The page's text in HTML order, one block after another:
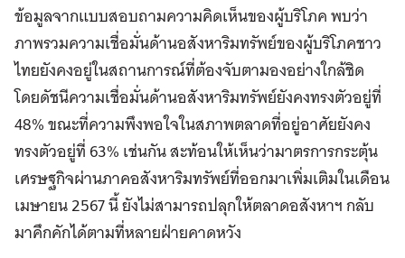
ข้อมูลจากแบบสอบถามความคิดเห็นของผู้บริโภค พบว่า
ภาพรวมความเชื่อมั่นด้านอสังหาริมทรัพย์ของผู้บริโภคชาว
ไทยยังคงอยู่ในสถานการณ์ที่ต้องจับตามองอย่างใกล้ชิด
โดยดัชนีความเชื่อมั่นด้านอสังหาริมทรัพย์ยังคงทรงตัวอยู่ที่
48% ขณะที่ความพึงพอใจในสภาพตลาดที่อยู่อาศัยยังคง
ทรงตัวอยู่ที่ 63% เช่นกัน สะท้อนให้เห็นว่ามาตรการกระตุ้น
เศรษฐกิจผ่านภาคอสังหาริมทรัพย์ที่ออกมาเพิ่มเติมในเดือน
เมษายน 2567 นี้ ยังไม่สามารถปลุกให้ตลาดอสังหาฯ กลับ
มาคึกคักได้ตามที่หลายฝ่ายคาดหวัง